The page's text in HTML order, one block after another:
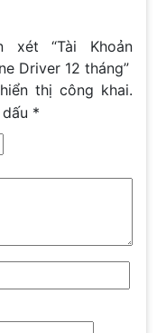
xét “Tài Khoản
Driver 12 tháng”
thị công khai.
*